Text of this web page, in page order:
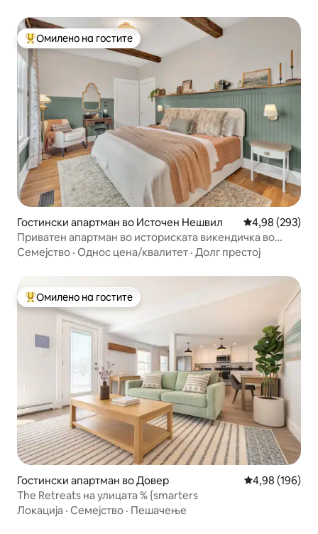
Меѓу најуспешните „Омилени на гостите“
Омилено на гостите
Гостински апартман во Источен Нешвил Просечна
4,98 (293)
Приватен апартман во историската викендичка во
Источен Нешвил
Семејство · Однос цена/квалитет · Долг престој
Меѓу најуспешните „Омилени на гостите“
Омилено на гостите
Гостински апартман во Довер Просечна
4,98 (196)
The Retreats на улицата % {smarters
Локација · Семејство · Пешачење